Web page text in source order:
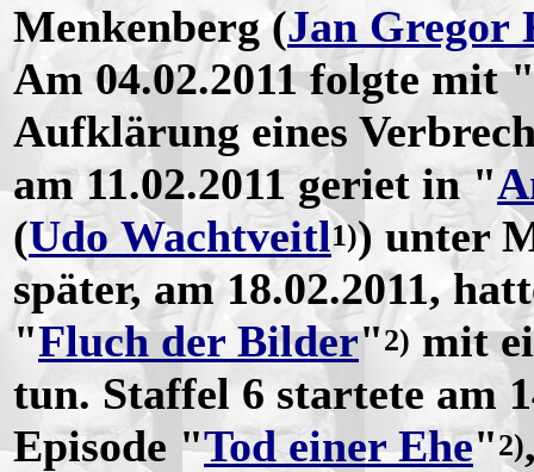
Menkenberg (Jan Gregor
Am 04.02.2011 folgte mit "
Aufklärung eines
am 11.02.2011 geriet in "
(Udo Wachtveitl1)) unter
später, am 18.02.2011,
"Fluch der Bilder"2) mit
tun. Staffel 6 startete am
Episode "Tod einer Ehe"2)